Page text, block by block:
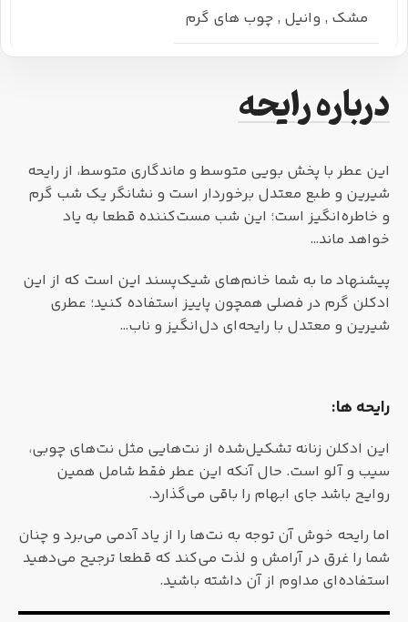
مشک , وانیل , چوب های گرم
درباره رایحه
این عطر با پخش بویی متوسط و ماندگاری متوسط، از رایحه
شیرین و طبع معتدل برخوردار است و نشانگر یک شب گرم
و خاطره‌انگیز است؛ این شب مست‌کننده قطعا به یاد
خواهد ماند…
پیشنهاد ما به شما خانم‌های شیک‌پسند این است که از این
ادکلن گرم در فصلی همچون پاییز استفاده کنید؛ عطری
شیرین و معتدل با رایحه‌ای دل‌انگیز و ناب…
رایحه ها:
این ادکلن زنانه تشکیل‌شده از نت‌هایی مثل نت‌های چوبی،
سیب و آلو است. حال آنکه این عطر فقط شامل همین
روایح باشد جای ابهام را باقی می‌گذارد.
اما رایحه خوش آن توجه به نت‌ها را از یاد آدمی می‌برد و چنان
شما را غرق در آرامش و لذت می‌کند که قطعا ترجیح می‌دهید
استفاده‌ای مداوم از آن داشته باشید.